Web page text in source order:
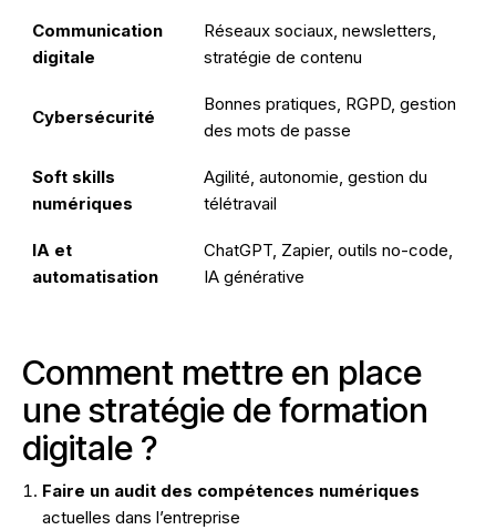
Communication
digitale
Réseaux sociaux, newsletters,
stratégie de contenu
Cybersécurité
Bonnes pratiques, RGPD, gestion
des mots de passe
Soft skills
numériques
Agilité, autonomie, gestion du
télétravail
IA et
automatisation
ChatGPT, Zapier, outils no-code,
IA générative
Comment mettre en place
une stratégie de formation
digitale ?
Faire un audit des compétences numériques
actuelles dans l’entreprise